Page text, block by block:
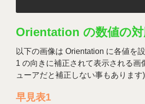
Orientation の数値の
以下の画像は Orientation に各値を
1 の向きに補正されて表示される画
ューアだと補正しない事もあります)
早見表1